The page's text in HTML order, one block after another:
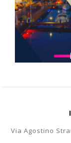
Via Agostino